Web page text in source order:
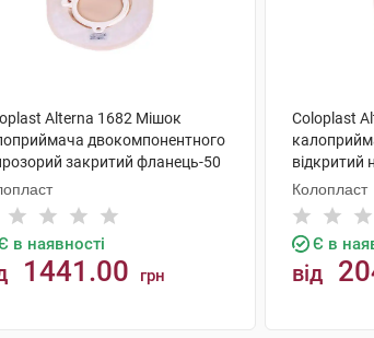
Alterna 1682 Мішок
двокомпонентного
закритий фланець-50
шт
в наявності
1441.00 грн
Coloplast
відкритий
мм 30 шт
Колопласт
Є в
від